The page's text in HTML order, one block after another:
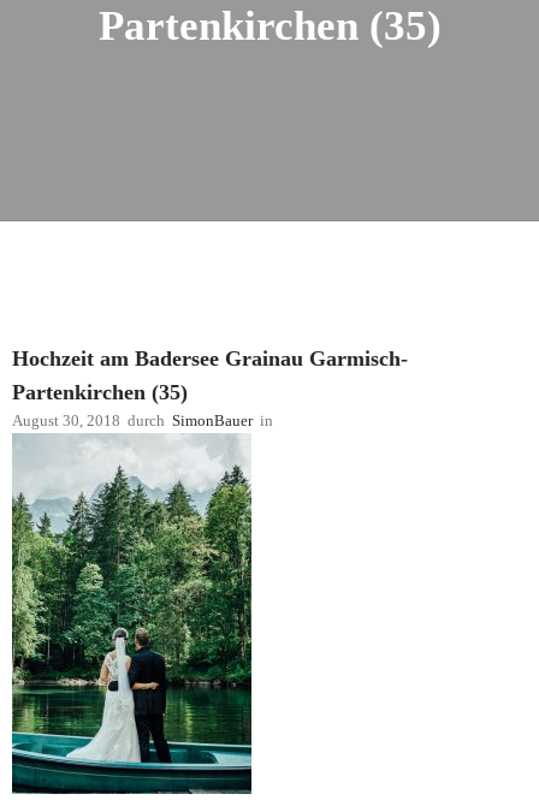
Partenkirchen (35)
Hochzeit am Badersee Grainau Garmisch-
Partenkirchen (35)
August 30, 2018 durch SimonBauer in